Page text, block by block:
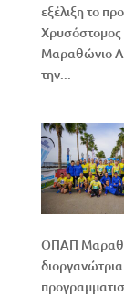
εξέλιξη το
Χρυσόστομος
Μαραθώνιο
την...
ΟΠΑΠ